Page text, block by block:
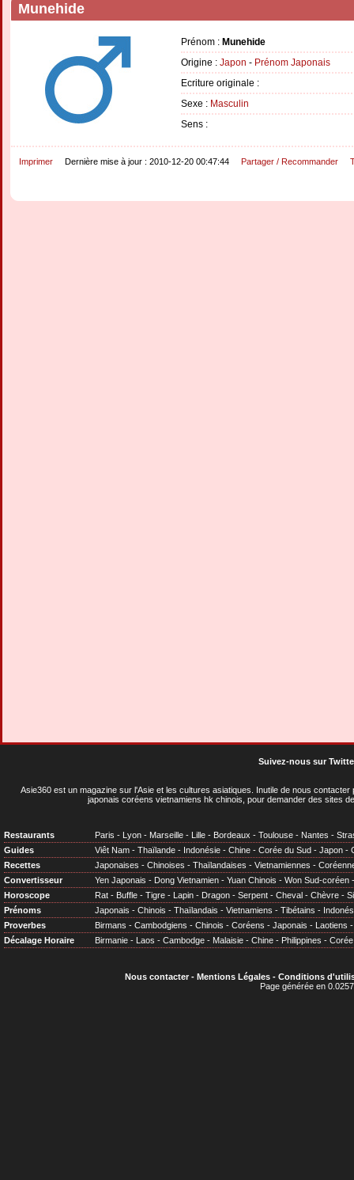
Munehide
Prénom : Munehide
Origine : Japon - Prénom Japonais
Ecriture originale :
Sexe : Masculin
Sens :
Imprimer Dernière mise à jour : 2010-12-20 00:47:44 Partager / Recommander
Suivez-nous sur
Asie360 est un magazine sur l'Asie et les cultures asiatiques . Inutile de nous
japonais coréens vietnamiens hk chinois, pour demander des sites
Restaurants Paris - Lyon - Marseille - Lille - Bordeaux - Toulouse - Nantes -
Guides
Viêt Nam - Thaïlande - Indonésie - Chine - Corée du Sud - Japon -
Recettes
Japonaises - Chinoises - Thaïlandaises - Vietnamiennes -
Convertisseur
Yen Japonais - Dong Vietnamien - Yuan Chinois - Won Sud-coréen
Horoscope
Rat - Buffle - Tigre - Lapin - Dragon - Serpent - Cheval - Chèvre -
Prénoms
Japonais - Chinois - Thaïlandais - Vietnamiens - Tibétains -
Proverbes
Birmans - Cambodgiens - Chinois - Coréens - Japonais - Laotiens
Décalage Horaire
Birmanie - Laos - Cambodge - Malaisie - Chine - Philippines - Corée
Nous contacter- Mentions Légales- Conditions
Page générée en